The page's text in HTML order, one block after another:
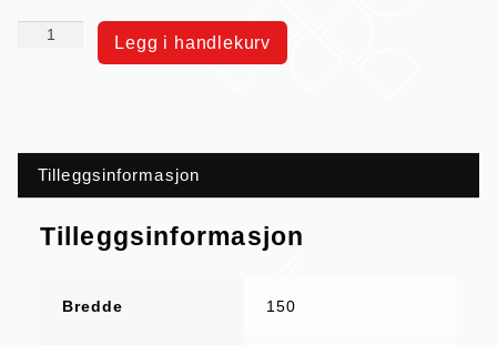
Legg i handlekurv
Tilleggsinformasjon
Tilleggsinformasjon
Bredde 150